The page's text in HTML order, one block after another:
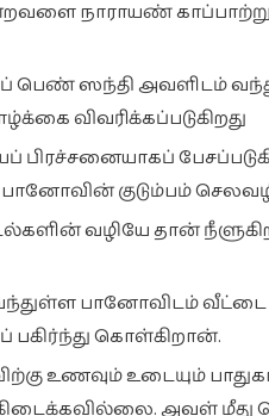
நாராயண்
பெண் ஸந்தி அவளிடம்
விவரிக்கப்படுகிறது
பிரச்சனையாகப்
குடும்பம்
வழியே தான்
பானோவிடம் வீட்டை
கொள்கிறான்.
உணவும் உடையும்
அவள்